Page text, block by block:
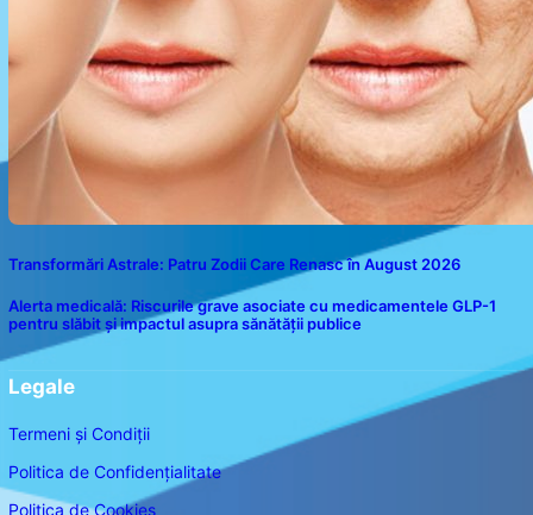
Transformări Astrale: Patru Zodii Care Renasc în August 2026
Alerta medicală: Riscurile grave asociate cu medicamentele GLP-1
pentru slăbit și impactul asupra sănătății publice
Legale
Termeni și Condiții
Politica de Confidențialitate
Politica de Cookies